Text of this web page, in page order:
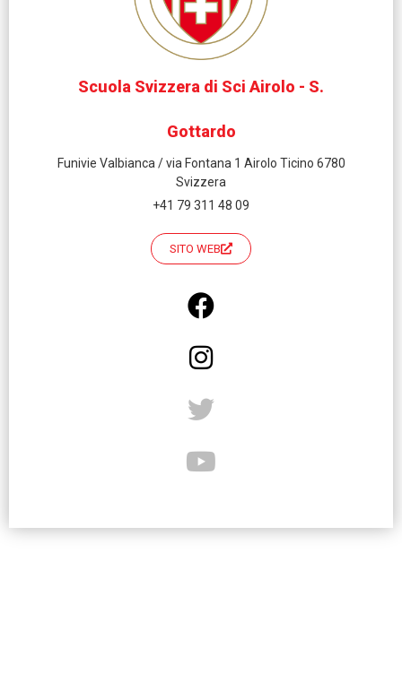
Scuola Svizzera di Sci Airolo - S.
Gottardo
Funivie Valbianca / via Fontana 1 Airolo Ticino 6780
Svizzera
+41 79 311 48 09
SITO WEB